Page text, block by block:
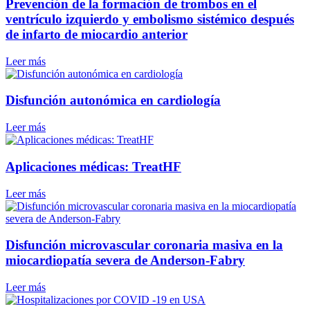
Prevención de la formación de trombos en el
ventrículo izquierdo y embolismo sistémico después
de infarto de miocardio anterior
Leer más
Disfunción autonómica en cardiología
Leer más
Aplicaciones médicas: TreatHF
Leer más
Disfunción microvascular coronaria masiva en la
miocardiopatía severa de Anderson-Fabry
Leer más